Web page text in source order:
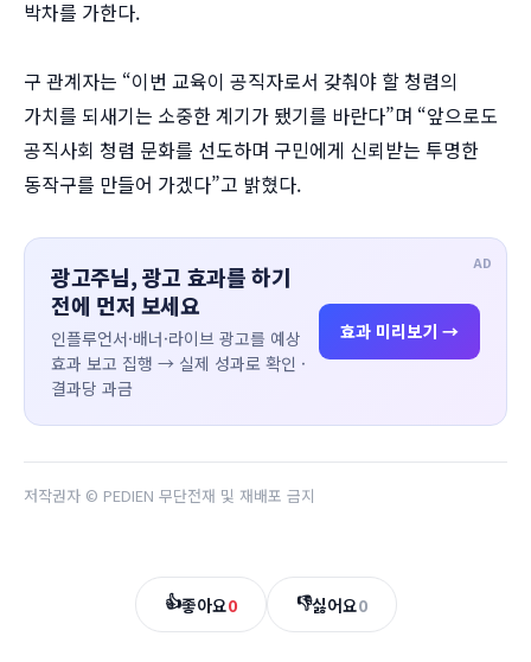
박차를 가한다.
구 관계자는 “이번 교육이 공직자로서 갖춰야 할 청렴의
가치를 되새기는 소중한 계기가 됐기를 바란다”며 “앞으로도
공직사회 청렴 문화를 선도하며 구민에게 신뢰받는 투명한
동작구를 만들어 가겠다”고 밝혔다.
AD
광고주님, 광고 효과를 하기
전에 먼저 보세요
인플루언서·배너·라이브 광고를 예상
효과 보고 집행 → 실제 성과로 확인 ·
결과당 과금
효과 미리보기 →
저작권자 © PEDIEN 무단전재 및 재배포 금지
👍좋아요0 👎싫어요0